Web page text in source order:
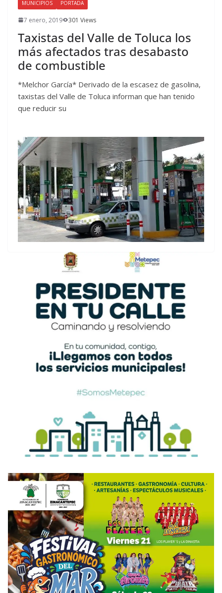
MUNICIPIOS PORTADA
7 enero, 2019 301 Views
Taxistas del Valle de Toluca los
más afectados tras desabasto
de combustible
*Melchor García* Derivado de la escasez de gasolina,
taxistas del Valle de Toluca informan que han tenido
que reducir su